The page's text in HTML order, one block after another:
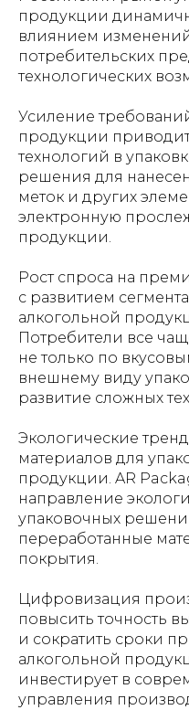
продукции
влиянием изменений
потребительских
технологических
Усиление
продукции
технологий в
решения для
меток и других
электронную
продукции.
Рост спроса на
с развитием
алкогольной
Потребители все
не только по
внешнему виду
развитие сложных
Экологические
материалов для
продукции. AR
направление
упаковочных
переработанные
покрытия.
Цифровизация
повысить точность
и сократить сроки
алкогольной
инвестирует в
управления